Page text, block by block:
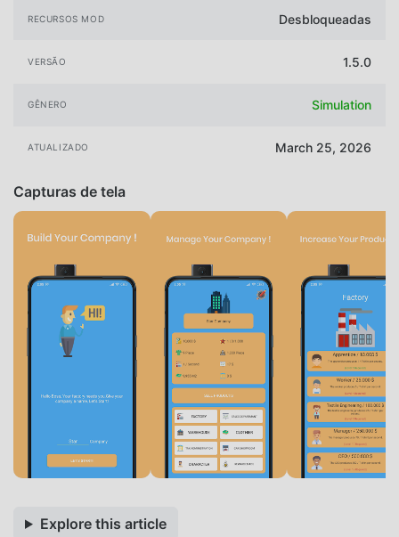
RECURSOS MOD Desbloqueadas
VERSÃO 1.5.0
GÊNERO Simulation
ATUALIZADO March 25, 2026
Capturas de tela
Explore this article